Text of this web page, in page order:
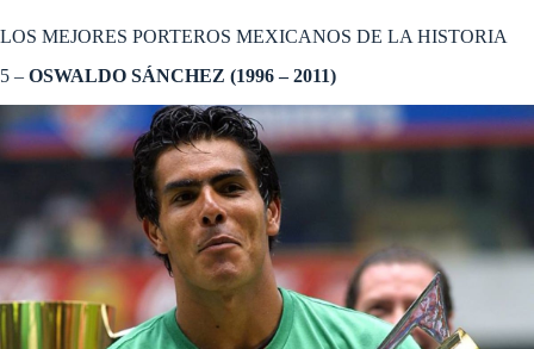
LOS MEJORES PORTEROS MEXICANOS DE LA HISTORIA
5 – OSWALDO SÁNCHEZ (1996 – 2011)